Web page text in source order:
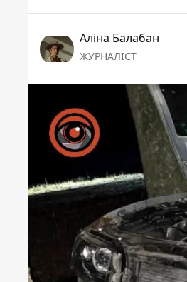
Аліна Балабан
ЖУРНАЛІСТ